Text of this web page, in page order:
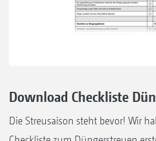
Download Checkliste
Die Streusaison steht bevor! Wir